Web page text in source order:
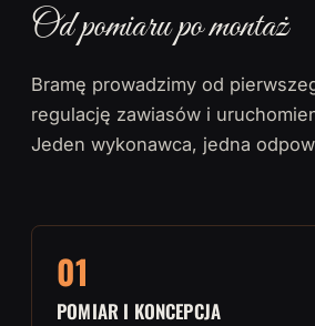
Od pomiaru po montaż
Bramę prowadzimy od
regulację zawiasów i
Jeden wykonawca, jedna
01
POMIAR I KONCEPCJA